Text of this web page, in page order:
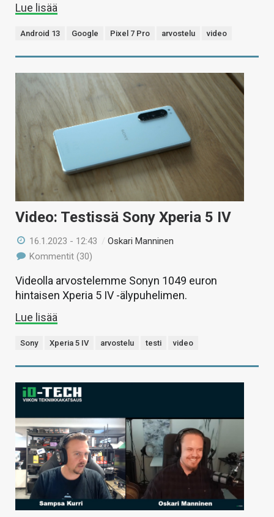
Lue lisää
Android 13 Google Pixel 7 Pro arvostelu video
Video: Testissä Sony Xperia 5 IV
16.1.2023 - 12:43 /Oskari Manninen
Kommentit (30)
Videolla arvostelemme Sonyn 1049 euron
hintaisen Xperia 5 IV -älypuhelimen.
Lue lisää
Sony Xperia 5 IV arvostelu testi video